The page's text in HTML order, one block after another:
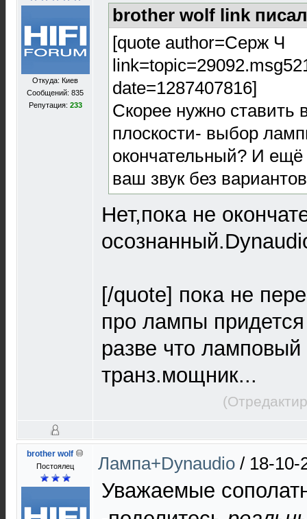
Откуда: Киев
Сообщений: 835
Репутация: 233
brother wolf link
[quote author=Серж Ч
date=1287407816]
Скорее нужно ставить
плоскости- выбор
окончательный? И
ваш звук без
Нет,пока не
[/quote] пока не
про лампы
разве что ламповый
транз.мощник...
brother wolf
Постоялец Лампа+Dynaudio / 18-10-
Уважаемые